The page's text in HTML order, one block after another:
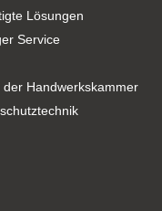
Lösungen
Service
Handwerkskammer